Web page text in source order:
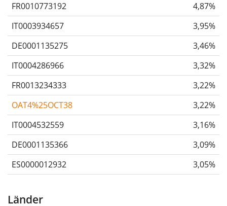
FR0010773192
4,87%
IT0003934657
3,95%
DE0001135275
3,46%
IT0004286966
3,32%
FR0013234333
3,22%
OAT4%25OCT38
3,22%
IT0004532559
3,16%
DE0001135366
3,09%
ES0000012932
3,05%
Länder